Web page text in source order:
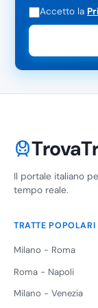
Accetto la
Il portale italiano
tempo reale.
TRATTE POPOLARI
Milano - Roma
Roma - Napoli
Milano - Venezia